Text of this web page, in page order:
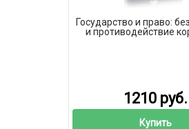
Государство и право:
и противодействие
1210 руб.
Купить